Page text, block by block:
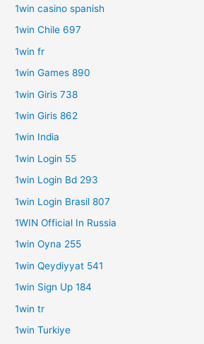
1win casino spanish
1win Chile 697
1win fr
1win Games 890
1win Giris 738
1win Giris 862
1win India
1win Login 55
1win Login Bd 293
1win Login Brasil 807
1WIN Official In Russia
1win Oyna 255
1win Qeydiyyat 541
1win Sign Up 184
1win tr
1win Turkiye